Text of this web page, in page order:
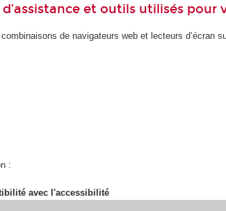
et outils utilisés pour
de navigateurs web et lecteurs d’écran
:
avec l'accessibilité